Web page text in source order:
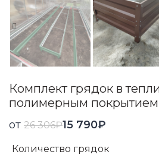
Комплект грядок в
полимерным покрытием
от 26 306₽15 790₽
Количество грядок